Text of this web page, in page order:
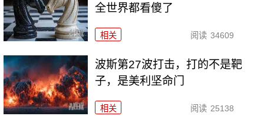
全世界都看傻了
相关 阅读 34609
波斯第27波打击，打的不是靶
子，是美利坚命门
相关 阅读 25138